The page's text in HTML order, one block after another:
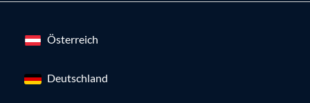
Österreich
Deutschland